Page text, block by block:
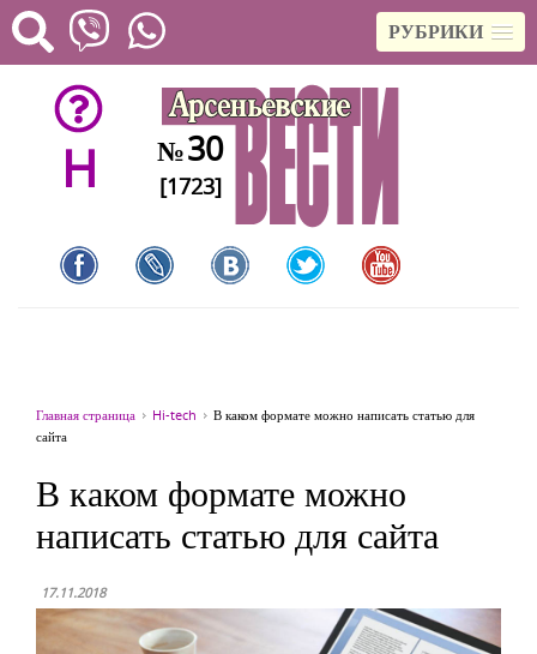
РУБРИКИ
H №30
[1723]
Главная страница Hi-tech
В каком формате можно написать статью для
сайта
В каком формате можно
написать статью для сайта
17.11.2018